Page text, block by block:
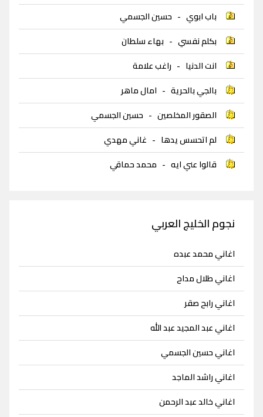
باب ابوي - حسين الجسمي
بكلم نفسي - بهاء سلطان
انت الدنيا - راغب علامة
بالجي بالحرية - امال ماهر
الصقور المخلصين - حسين الجسمي
لم اتحسس يدها - غاني مهدي
قالوا عني ايه - محمد حماقي
نجوم الخليج العربي
اغاني محمد عبده
اغاني طلال مداح
اغاني رابح صقر
اغاني عبد المجيد عبد الله
اغاني حسين الجسمي
اغاني راشد الماجد
اغاني خالد عبد الرحمن